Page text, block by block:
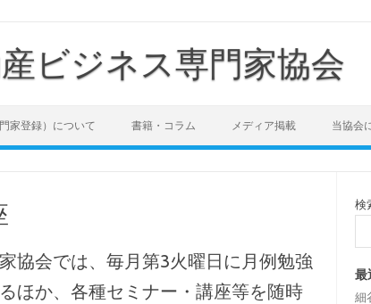
ビジネス専門家協会
家登録）について 書籍・コラム メディア掲載 当協会
協会では、毎月第3火曜日に月例勉強
ほか、各種セミナー・講座等を随時
検
最
細